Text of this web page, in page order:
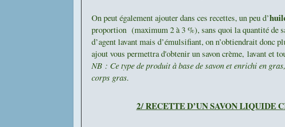
On peut également ajouter dans ces recettes, un peu d’
proportion (maximum 2 à 3 %), sans quoi la quantité de
d’agent lavant mais d’émulsifiant, on n’obtiendrait donc
ajout vous permettra d'obtenir un savon crème, lavant et
NB : Ce type de produit à base de savon et enrichi en
corps gras.
2/ RECETTE D’UN SAVON LIQUIDE